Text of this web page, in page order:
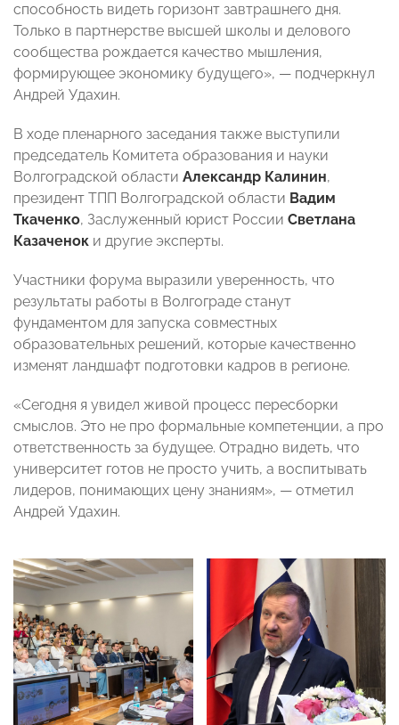
способность видеть горизонт завтрашнего дня.
Только в партнерстве высшей школы и делового
сообщества рождается качество мышления,
формирующее экономику будущего», — подчеркнул
Андрей Удахин.
В ходе пленарного заседания также выступили
председатель Комитета образования и науки
Волгоградской области Александр Калинин,
президент ТПП Волгоградской области Вадим
Ткаченко, Заслуженный юрист России Светлана
Казаченок и другие эксперты.
Участники форума выразили уверенность, что
результаты работы в Волгограде станут
фундаментом для запуска совместных
образовательных решений, которые качественно
изменят ландшафт подготовки кадров в регионе.
«Сегодня я увидел живой процесс пересборки
смыслов. Это не про формальные компетенции, а про
ответственность за будущее. Отрадно видеть, что
университет готов не просто учить, а воспитывать
лидеров, понимающих цену знаниям», — отметил
Андрей Удахин.